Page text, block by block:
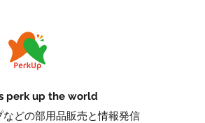
perk up the world
どの部用品販売と情報発信